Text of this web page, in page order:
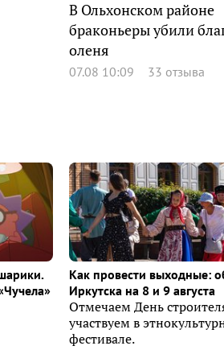
В Ольхонском районе
браконьеры убили
оленя
07.08 10:09 33 отзыва
Как провести выходные:
Иркутска на 8 и 9 августа
Отмечаем День
участвуем в
фестивале.